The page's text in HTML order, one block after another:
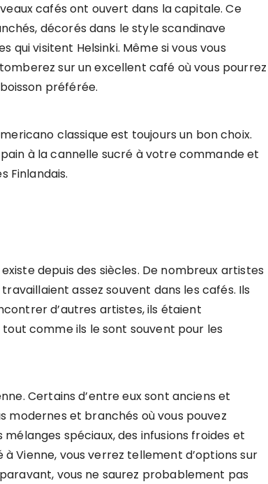
cafés ont ouvert dans la capitale. Ce
décorés dans le style scandinave
visitent Helsinki. Même si vous vous
sur un excellent café où vous pourrez
préférée.
classique est toujours un bon choix.
à la cannelle sucré à votre commande et
Finlandais.
depuis des siècles. De nombreux artistes
assez souvent dans les cafés. Ils
d’autres artistes, ils étaient
comme ils le sont souvent pour les
Certains d’entre eux sont anciens et
modernes et branchés où vous pouvez
spéciaux, des infusions froides et
Vienne, vous verrez tellement d’options sur
vous ne saurez probablement pas